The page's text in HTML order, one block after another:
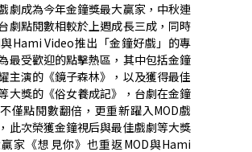
劇成為今年金鐘獎最大贏家，中秋連
劇點閱數相較於上週成長三成，同時
Hami Video推出「金鐘好戲」的專
最受歡迎的點擊熱區，其中包括金鐘
主演的《鏡子森林》，以及獲得最佳
大獎的《俗女養成記》，台劇在金鐘
僅點閱數翻倍，更重新躍入MOD戲
此次榮獲金鐘視后與最佳戲劇等大獎
家《想見你》也重返MOD與Hami